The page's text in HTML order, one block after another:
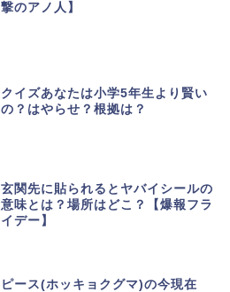
撃のアノ人】
クイズあなたは小学5年生より賢い
の？はやらせ？根拠は？
玄関先に貼られるとヤバイシールの
意味とは？場所はどこ？【爆報フラ
イデー】
ピース(ホッキョクグマ)の今現在